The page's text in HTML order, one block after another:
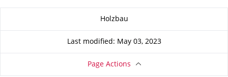
Holzbau
Last modified: May 03, 2023
Page Actions